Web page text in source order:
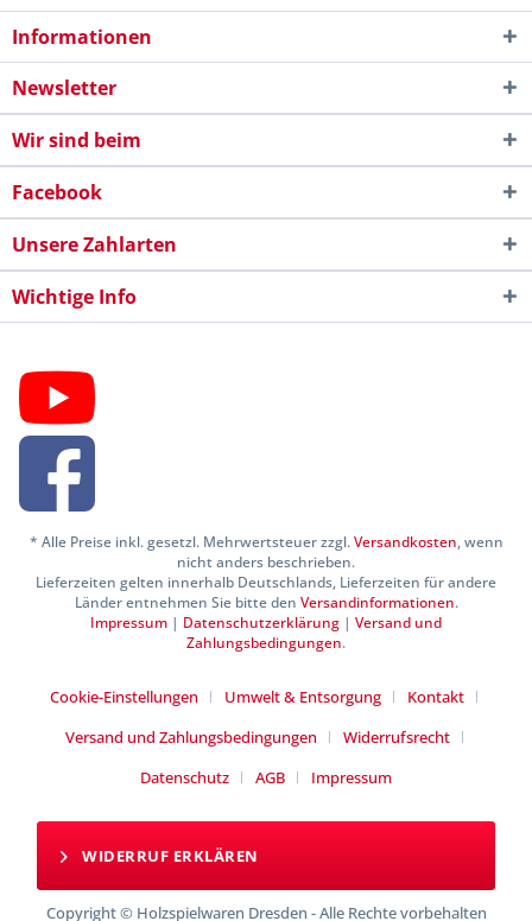
Informationen
Newsletter
Wir sind beim
Facebook
Unsere Zahlarten
Wichtige Info
* Alle Preise inkl. gesetzl. Mehrwertsteuer zzgl.Versandkosten, wenn
nicht anders beschrieben.
Lieferzeiten gelten innerhalb Deutschlands, Lieferzeiten für andere
Länder entnehmen Sie bitte den Versandinformationen.
Impressum | Datenschutzerklärung | Versand und
Zahlungsbedingungen.
Cookie-Einstellungen Umwelt & Entsorgung
Kontakt
Versand und Zahlungsbedingungen
Widerrufsrecht
Datenschutz
AGB Impressum
WIDERRUF ERKLÄREN
Copyright © Holzspielwaren Dresden - Alle Rechte vorbehalten